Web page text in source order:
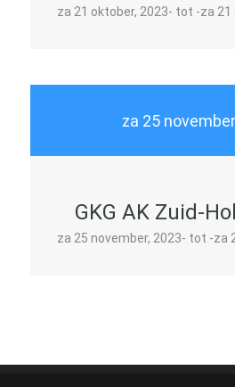
za 21 oktober, 2023- tot -za 21
za 25
GKG AK Zuid-
za 25 november, 2023- tot -za